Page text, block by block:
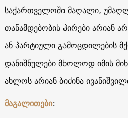
საქართველოში მაღალი,
თანამდებობის პირები არიან
ან პარტიული გამოცდილების
დანიშნულები მხოლოდ იმის
ახლოს არიან ბიძინა
მაგალითები: